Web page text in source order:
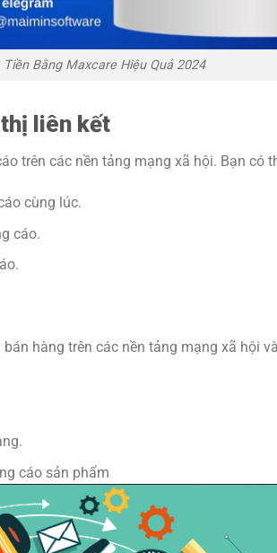
Tiền Bằng Maxcare Hiệu Quả 2024
liên kết
trên các nền tảng mạng xã hội. Bạn có
cùng lúc.
cáo.
hàng trên các nền tảng mạng xã hội và
cáo sản phẩm